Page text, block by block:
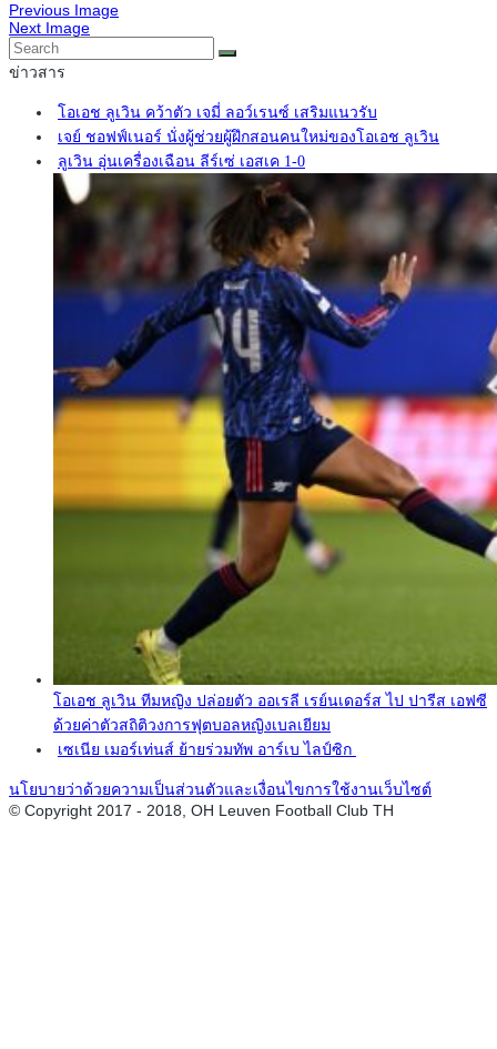
Previous Image
Next Image
ข่าวสาร
โอเอช ลูเวิน คว้าตัว เจมี่ ลอว์เรนซ์ เสริมแนวรับ
เจย์ ชอฟฟ์เนอร์ นั่งผู้ช่วยผู้ฝึกสอนคนใหม่ของโอเอช ลูเวิน
ลูเวิน อุ่นเครื่องเฉือน ลีร์เซ่ เอสเค 1-0
โอเอช ลูเวิน ทีมหญิง ปล่อยตัว ออเรลี เรย์นเดอร์ส ไป ปารีส เอฟซี
ด้วยค่าตัวสถิติวงการฟุตบอลหญิงเบลเยียม
เซเนีย เมอร์เท่นส์ ย้ายร่วมทัพ อาร์เบ ไลป์ซิก
นโยบายว่าด้วยความเป็นส่วนตัวและเงื่อนไขการใช้งานเว็บไซต์
© Copyright 2017 - 2018, OH Leuven Football Club TH